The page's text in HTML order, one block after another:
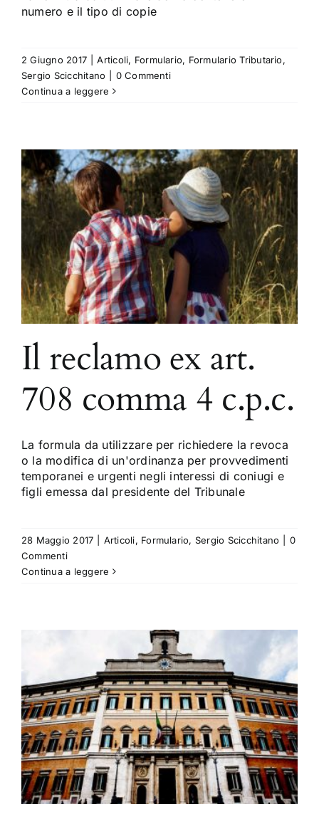
numero e il tipo di copie
2 Giugno 2017 Articoli, Formulario, Formulario Tributario,
Sergio Scicchitano
0 Commenti
Continua a leggere
Il reclamo ex art.
708 comma 4 c.p.c.
La formula da utilizzare per richiedere la revoca
o la modifica di un'ordinanza per provvedimenti
temporanei e urgenti negli interessi di coniugi e
figli emessa dal presidente del Tribunale
28 Maggio 2017 Articoli, Formulario, Sergio Scicchitano
0
Commenti
Continua a leggere